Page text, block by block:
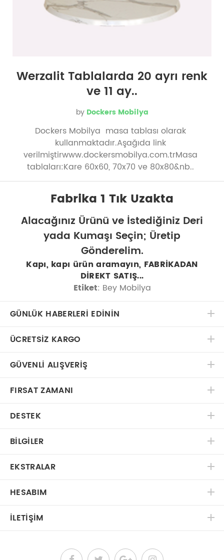
Werzalit Tablalarda 20 ayrı renk
ve 11 ay..
by Dockers Mobilya
Dockers Mobilya masa tablası olarak
kullanmaktadır.Aşağıda link
verilmiştirwww.dockersmobilya.com.trMasa
tablaları:Kare 60x60, 70x70 ve 80x80&nb..
Fabrika 1 Tık Uzakta
Alacağınız Ürünü ve İstediğiniz Deri
yada Kumaşı Seçin; Üretip
Gönderelim.
Kapı, kapı ürün aramayın, FABRİKADAN
DİREKT SATIŞ...
Etiket: Bey Mobilya
GÜNLÜK HABERLERİ EDİNİN
ÜCRETSIZ KARGO
GÜVENLI ALIŞVERIŞ
FIRSAT ZAMANI
DESTEK
BILGILER
EKSTRALAR
HESABIM
İLETIŞIM